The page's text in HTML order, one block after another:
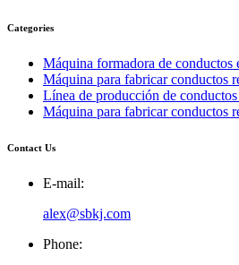
Categories
Máquina formadora de conductos
Máquina para fabricar conductos
Línea de producción de
Máquina para fabricar conductos
Contact Us
E-mail:
alex@sbkj.com
Phone: